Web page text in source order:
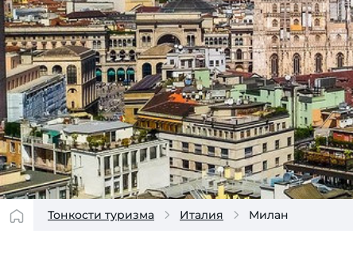
Тонкости туризма Италия Милан